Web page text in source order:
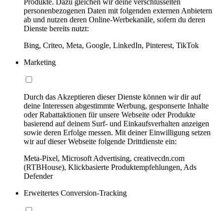
personenbezogenen Daten mit folgenden externen Anbietern
ab und nutzen deren Online-Werbekanäle, sofern du deren
Dienste bereits nutzt:
Bing, Criteo, Meta, Google, LinkedIn, Pinterest, TikTok
Marketing
Durch das Akzeptieren dieser Dienste können wir dir auf
deine Interessen abgestimmte Werbung, gesponserte Inhalte
oder Rabattaktionen für unsere Webseite oder Produkte
basierend auf deinem Surf- und Einkaufsverhalten anzeigen
sowie deren Erfolge messen. Mit deiner Einwilligung setzen
wir auf dieser Webseite folgende Drittdienste ein:
Meta-Pixel, Microsoft Advertising, creativecdn.com
(RTBHouse), Klickbasierte Produktempfehlungen, Ads
Defender
Erweitertes Conversion-Tracking